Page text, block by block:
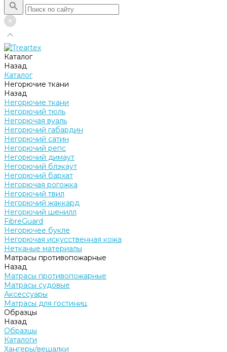
Каталог
Назад
Каталог
Негорючие ткани
Назад
Негорючие ткани
Негорючий тюль
Негорючая вуаль
Негорючий габардин
Негорючий сатин
Негорючий репс
Негорючий димаут
Негорючий блэкаут
Негорючий бархат
Негорючая рогожка
Негорючий твил
Негорючий жаккард
Негорючий шенилл
FibreGuard
Негорючее букле
Негорючая искусственная кожа
Нетканые материалы
Матрасы противопожарные
Назад
Матрасы противопожарные
Матрасы судовые
Аксессуары
Матрасы для гостиниц
Образцы
Назад
Образцы
Каталоги
Хангеры/вешалки